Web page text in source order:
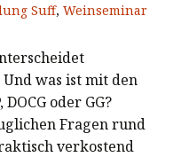
Suff, Weinseminar
was ist mit den
oder GG?
Fragen rund
verkostend